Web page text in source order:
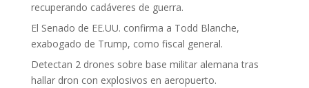
recuperando cadáveres de guerra.
El Senado de EE.UU. confirma a Todd Blanche,
exabogado de Trump, como fiscal general.
Detectan 2 drones sobre base militar alemana tras
hallar dron con explosivos en aeropuerto.